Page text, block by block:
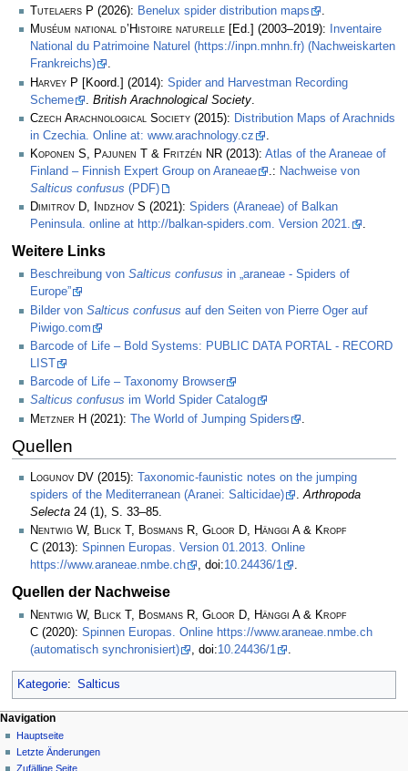
Tutelaers P (2026): Benelux spider distribution maps
.
Muséum national d’Histoire naturelle [Ed.] (2003–2019):
Inventaire
National du Patrimoine Naturel (https://inpn.mnhn.fr) (Nachweiskarten
Frankreichs)
.
Harvey P [Koord.] (2014): Spider and Harvestman Recording
Scheme
British Arachnological Society
Czech Arachnological Society (2015): Distribution Maps of Arachnids
in Czechia. Online at: www.arachnology.cz
.
Koponen S, Pajunen T & Fritzén NR (2013): Atlas of the Araneae of
Finland – Finnish Expert Group on Araneae
.: Nachweise von
Salticus confusus (PDF)
Dimitrov D, Indzhov S (2021): Spiders (Araneae) of Balkan
Peninsula. online at http://balkan-spiders.com. Version 2021.
.
Weitere Links
Beschreibung von Salticus confusus in „araneae - Spiders of
Europe”
Bilder von Salticus confusus auf den Seiten von Pierre Oger auf
Piwigo.com
Barcode of Life – Bold Systems: PUBLIC DATA PORTAL - RECORD
LIST
Barcode of Life – Taxonomy Browser
Salticus confusus im World Spider Catalog
Metzner H (2021): The World of Jumping Spiders
Quellen
Logunov DV (2015):
Taxonomic-faunistic notes on the jumping
spiders of the Mediterranean (Aranei: Salticidae)
.Arthropoda
Selecta 24 (1), S. 33–85.
Nentwig W, Blick T, Bosmans R, Gloor D, Hänggi A & Kropf
C (2013): Spinnen Europas. Version 01.2013. Online
https://www.araneae.nmbe.ch
, doi:10.24436/1 .
Quellen der Nachweise
Nentwig W, Blick T, Bosmans R, Gloor D, Hänggi A & Kropf
C (2020): Spinnen Europas. Online https://www.araneae.nmbe.ch
(automatisch synchronisiert)
, doi:10.24436/1 .
Kategorie: Salticus
Navigation
Hauptseite
Letzte Änderungen
Zufällige Seite